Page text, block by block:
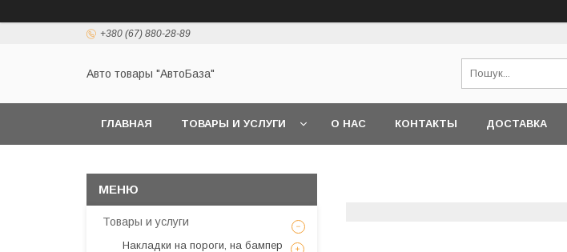
+380 (67) 880-28-89
Авто товары "АвтоБаза"
ГЛАВНАЯ ТОВАРЫ И УСЛУГИ О НАС КОНТАКТЫ ДОСТАВКА
Товары и услуги
Накладки на пороги, на бампер